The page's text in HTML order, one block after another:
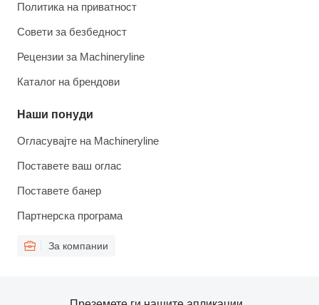
Политика на приватност
Совети за безбедност
Рецензии за Machineryline
Каталог на брендови
Наши понуди
Огласувајте на Machineryline
Поставете ваш оглас
Поставете банер
Партнерска програма
За компании